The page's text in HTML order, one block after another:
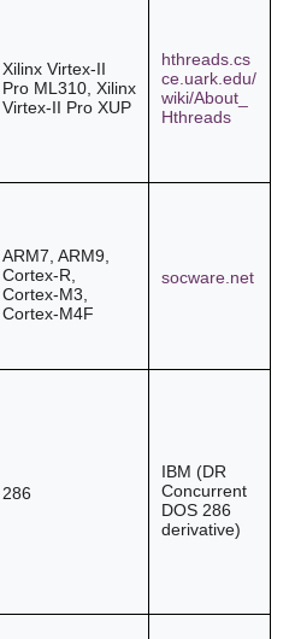
Xilinx Virtex-II
Pro ML310, Xilinx
Virtex-II Pro XUP
hthreads.cs
ce.uark.edu/
wiki/About_
Hthreads
ARM7, ARM9,
Cortex-R,
Cortex-M3,
Cortex-M4F
socware.net
286
IBM (DR
Concurrent
DOS 286
derivative)